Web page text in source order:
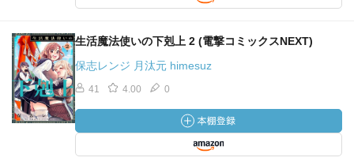
生活魔法使いの下剋上 2 (電撃コミックスNEXT)
保志レンジ 月汰元 himesuz
41 4.00 0